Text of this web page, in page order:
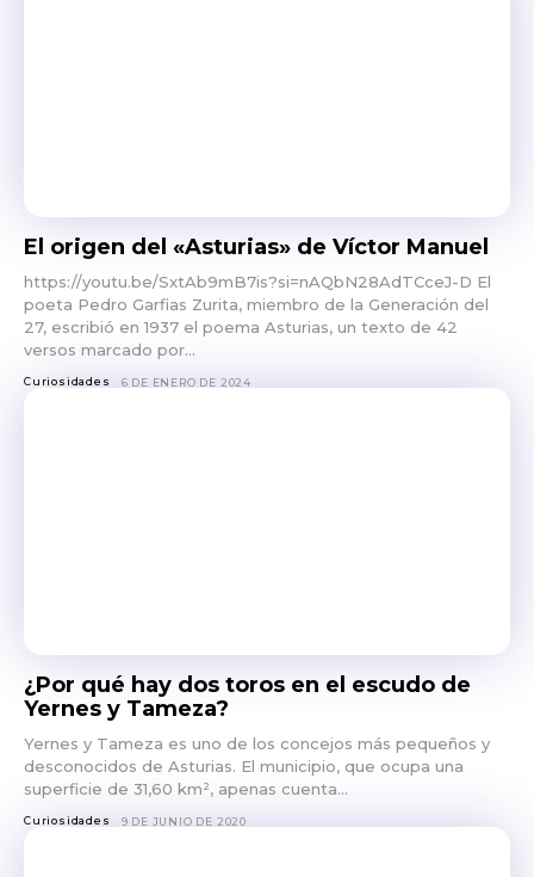
El origen del «Asturias» de Víctor Manuel
https://youtu.be/SxtAb9mB7is?si=nAQbN28AdTCceJ-D El
poeta Pedro Garfias Zurita, miembro de la Generación del
27, escribió en 1937 el poema Asturias, un texto de 42
versos marcado por...
Curiosidades 6 DE ENERO DE 2024
¿Por qué hay dos toros en el escudo de
Yernes y Tameza?
Yernes y Tameza es uno de los concejos más pequeños y
desconocidos de Asturias. El municipio, que ocupa una
superficie de 31,60 km², apenas cuenta...
Curiosidades 9 DE JUNIO DE 2020